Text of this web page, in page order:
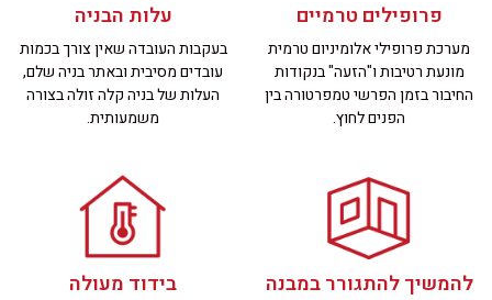
פרופילים טרמיים
מערכת פרופילי אלומיניום טרמית
מונעת רטיבות ו"הזעה" בנקודות
החיבור בזמן הפרשי טמפרטורה בין
הפנים לחוץ.
עלות הבניה
בעקבות העובדה שאין צורך בכמות
עובדים מסיבית ובאתר בניה שלם,
העלות של בניה קלה זולה בצורה
משמעותית.
להמשיך להתגורר במבנה בידוד מעולה